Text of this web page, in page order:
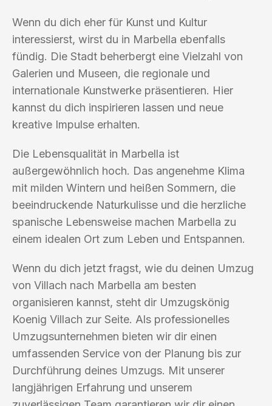
Wenn du dich eher für Kunst und Kultur
interessierst, wirst du in Marbella ebenfalls
fündig. Die Stadt beherbergt eine Vielzahl von
Galerien und Museen, die regionale und
internationale Kunstwerke präsentieren. Hier
kannst du dich inspirieren lassen und neue
kreative Impulse erhalten.
Die Lebensqualität in Marbella ist
außergewöhnlich hoch. Das angenehme Klima
mit milden Wintern und heißen Sommern, die
beeindruckende Naturkulisse und die herzliche
spanische Lebensweise machen Marbella zu
einem idealen Ort zum Leben und Entspannen.
Wenn du dich jetzt fragst, wie du deinen Umzug
von Villach nach Marbella am besten
organisieren kannst, steht dir Umzugskönig
Koenig Villach zur Seite. Als professionelles
Umzugsunternehmen bieten wir dir einen
umfassenden Service von der Planung bis zur
Durchführung deines Umzugs. Mit unserer
langjährigen Erfahrung und unserem